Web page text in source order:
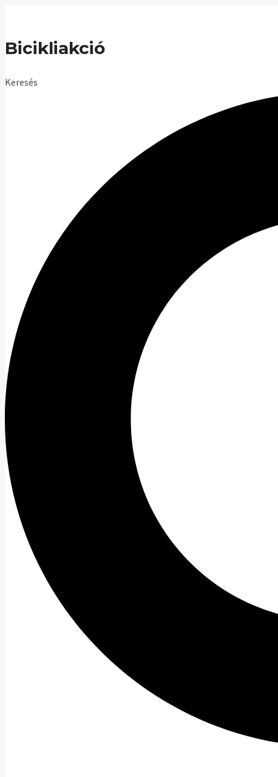
content
Bicikliakció
Keresés